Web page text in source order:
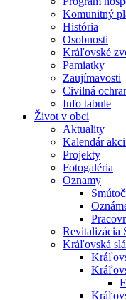
Komunitný
História
Osobnosti
Kráľovské
Pamiatky
Zaujímavosti
Civilná
Info tabule
Život v obci
Aktuality
Kalendár
Projekty
Fotogaléria
Oznamy
Revitalizácia
Kráľovská